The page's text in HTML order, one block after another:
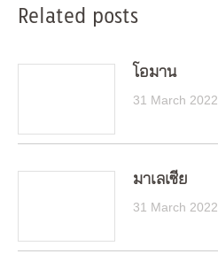
Related posts
โอมาน
31 March 2022
มาเลเซีย
31 March 2022